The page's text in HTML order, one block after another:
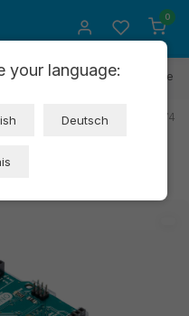
0
délai de réflexion 1 an de
EAN: 7630049200074
original
your language:
Deutsch